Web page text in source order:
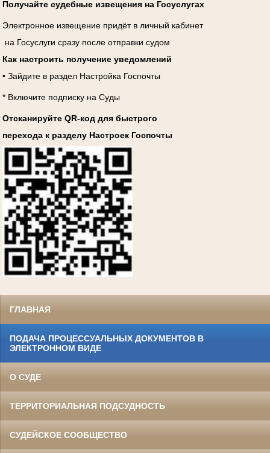
Получайте судебные извещения на Госуслугах
Электронное извещение придёт в личный кабинет
на Госуслуги сразу после отправки судом
Как настроить получение уведомлений
• Зайдите в раздел Настройка Госпочты
* Включите подписку на Суды
Отсканируйте QR-код для быстрого
перехода к разделу Настроек Госпочты
ГЛАВНАЯ
ПОДАЧА ПРОЦЕССУАЛЬНЫХ ДОКУМЕНТОВ В
ЭЛЕКТРОННОМ ВИДЕ
О СУДЕ
ТЕРРИТОРИАЛЬНАЯ ПОДСУДНОСТЬ
СУДЕЙСКОЕ СООБЩЕСТВО